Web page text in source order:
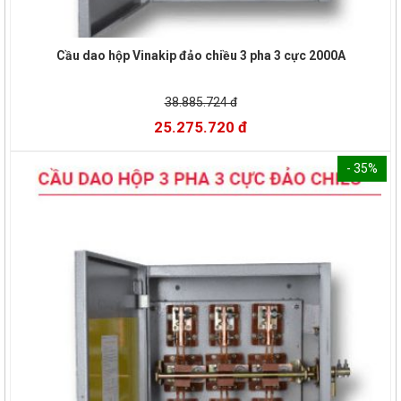
Cầu dao hộp Vinakip đảo chiều 3 pha 3 cực 2000A
38.885.724 đ
25.275.720 đ
- 35%